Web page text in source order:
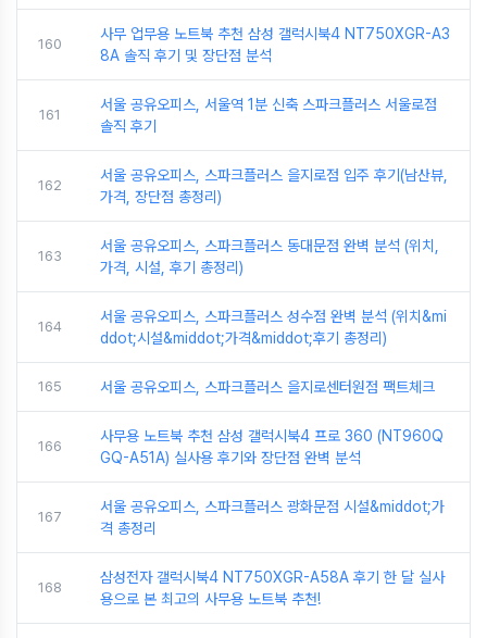
160
사무 업무용 노트북 추천 삼성 갤럭시북4 NT750XGR-A3
8A 솔직 후기 및 장단점 분석
161
서울 공유오피스, 서울역 1분 신축 스파크플러스 서울로점
솔직 후기
162
서울 공유오피스, 스파크플러스 을지로점 입주 후기(남산뷰,
가격, 장단점 총정리)
163
서울 공유오피스, 스파크플러스 동대문점 완벽 분석 (위치,
가격, 시설, 후기 총정리)
164
서울 공유오피스, 스파크플러스 성수점 완벽 분석 (위치&mi
ddot;시설&middot;가격&middot;후기 총정리)
165 서울 공유오피스, 스파크플러스 을지로센터원점 팩트체크
166
사무용 노트북 추천 삼성 갤럭시북4 프로 360 (NT960Q
GQ-A51A) 실사용 후기와 장단점 완벽 분석
167
서울 공유오피스, 스파크플러스 광화문점 시설&middot;가
격 총정리
168
삼성전자 갤럭시북4 NT750XGR-A58A 후기 한 달 실사
용으로 본 최고의 사무용 노트북 추천!